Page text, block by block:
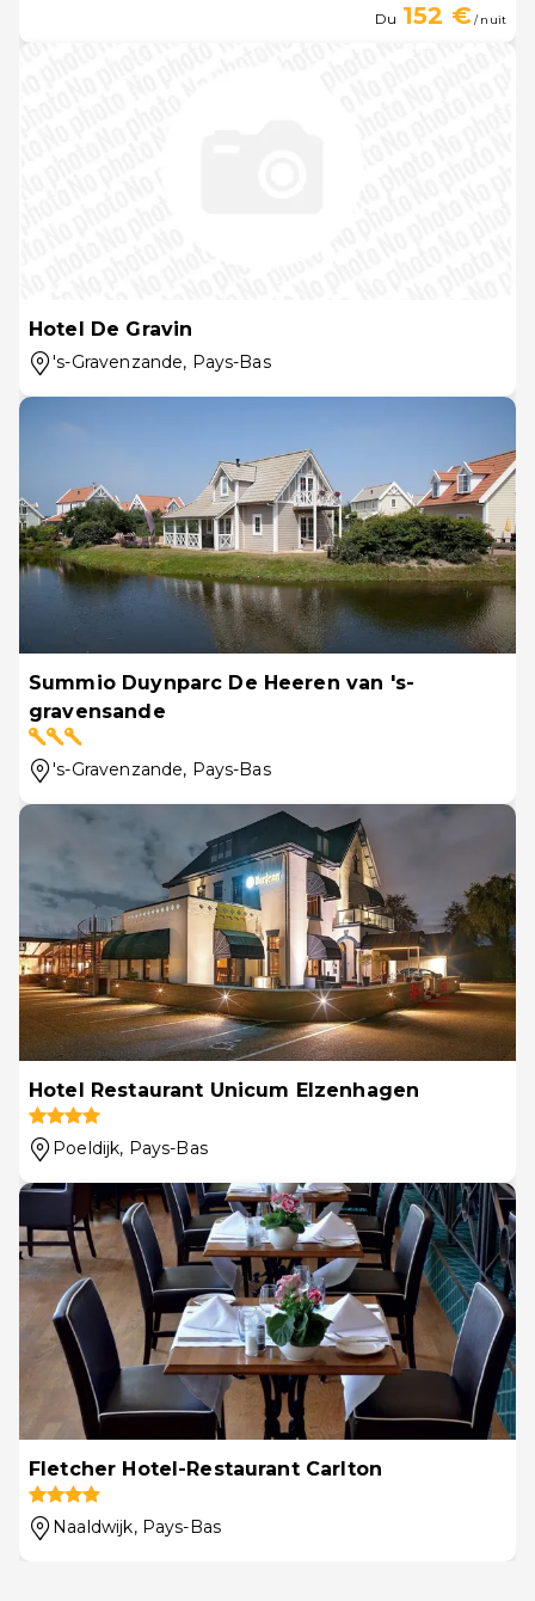
Du 152 €/ nuit
Hotel De Gravin
's-Gravenzande, Pays-Bas
Summio Duynparc De Heeren van 's-
gravensande
's-Gravenzande, Pays-Bas
Hotel Restaurant Unicum Elzenhagen
Poeldijk, Pays-Bas
Fletcher Hotel-Restaurant Carlton
Naaldwijk, Pays-Bas